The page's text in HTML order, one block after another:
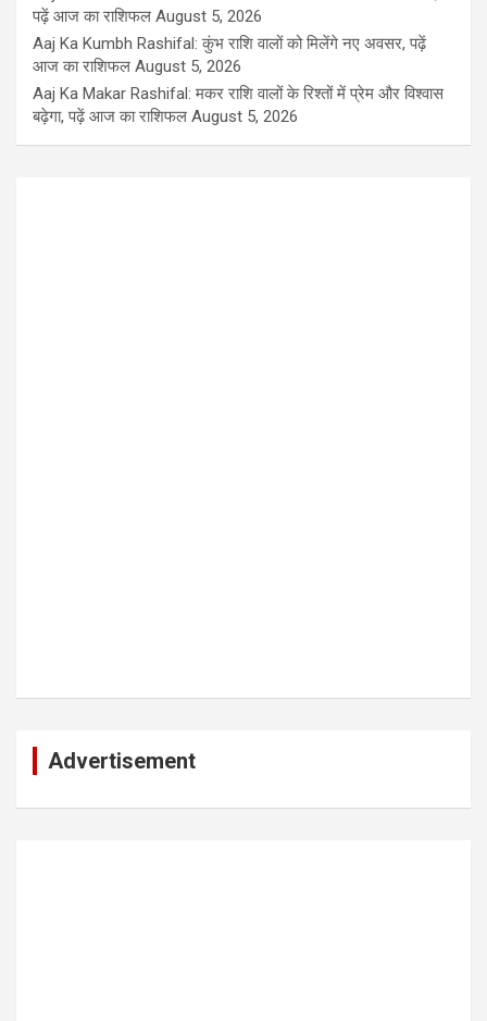
पढ़ें आज का राशिफल August 5, 2026
Aaj Ka Kumbh Rashifal: कुंभ राशि वालों को मिलेंगे नए अवसर, पढ़ें
आज का राशिफल August 5, 2026
Aaj Ka Makar Rashifal: मकर राशि वालों के रिश्तों में प्रेम और विश्वास
बढ़ेगा, पढ़ें आज का राशिफल August 5, 2026
Advertisement